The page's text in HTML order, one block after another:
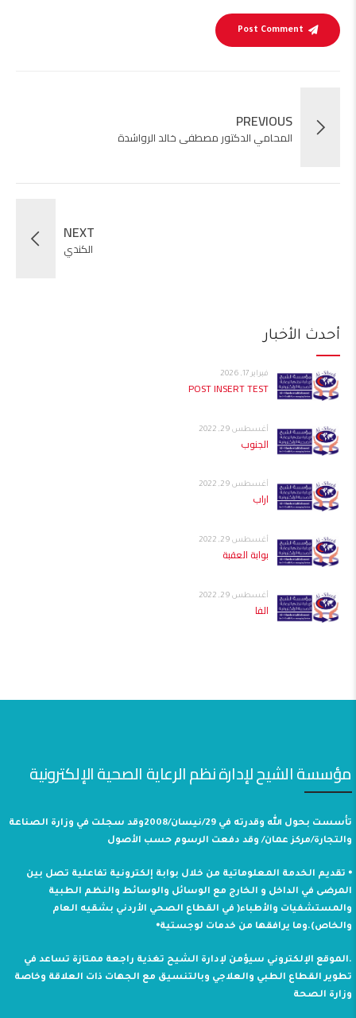
Post Comment
PREVIOUS
المحامي الدكتور مصطفى خالد الرواشدة
NEXT
الكندي
أحدث الأخبار
فبراير 17, 2026
POST INSERT TEST
أغسطس 29, 2022
الجنوب
أغسطس 29, 2022
اراب
أغسطس 29, 2022
بوابة العقبة
أغسطس 29, 2022
الفا
مؤسسة الشيح لإدارة نظم الرعاية الصحية الإلكترونية
تأسست بحول الله وقدرته في 29/نيسان/2008وقد سجلت في وزارة الصناعة
والتجارة/مركز عمان/ وقد دفعت الرسوم حسب الأصول
⦁ تقديم الخدمة المعلوماتية من خلال بوابة إلكترونية تفاعلية تصل بين
المرضى في الداخل و الخارج مع الوسائل والوسائط والنظم الطبية
والمستشفيات والأطباء( في القطاع الصحي الأردني بشقيه العام
والخاص).وما يرافقها من خدمات لوجستية⦁
.الموقع الإلكتروني سيؤمن لإدارة الشيح تغذية راجعة ممتازة تساعد في
تطوير القطاع الطبي والعلاجي وبالتنسيق مع الجهات ذات العلاقة وخاصة
وزارة الصحة